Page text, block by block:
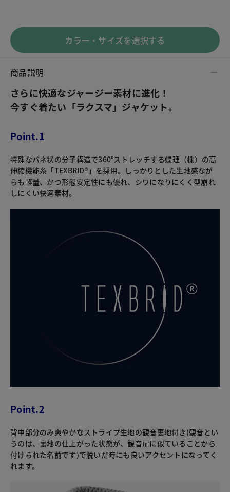
カラー・サイズを選択する
商品説明
さらに快適なジャージー素材に進化！
今すぐ着たい「ラクスマ」ジャケット。
Point.1
特殊なバネ状の分子構造で360°ストレッチする蝶理（株）の高
伸縮機能糸「TEXBRID®」を採用。しっかりとした生地感なが
らも軽量、かつ形態安定性にも優れ、シワになりにくく型崩れ
しにくい快適素材。
Point.2
背中部分のみ爽やかなストライプ生地の観音裏地付き(観音とい
うのは、裏地の仕上がった状態が、観音扉に似ていることから
付けられた名前です)で脱いだ時にも良いアクセントになってく
れます。